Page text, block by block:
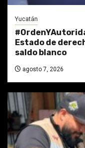
Yucatán
Estado de
saldo blanco
agosto 7, 2026